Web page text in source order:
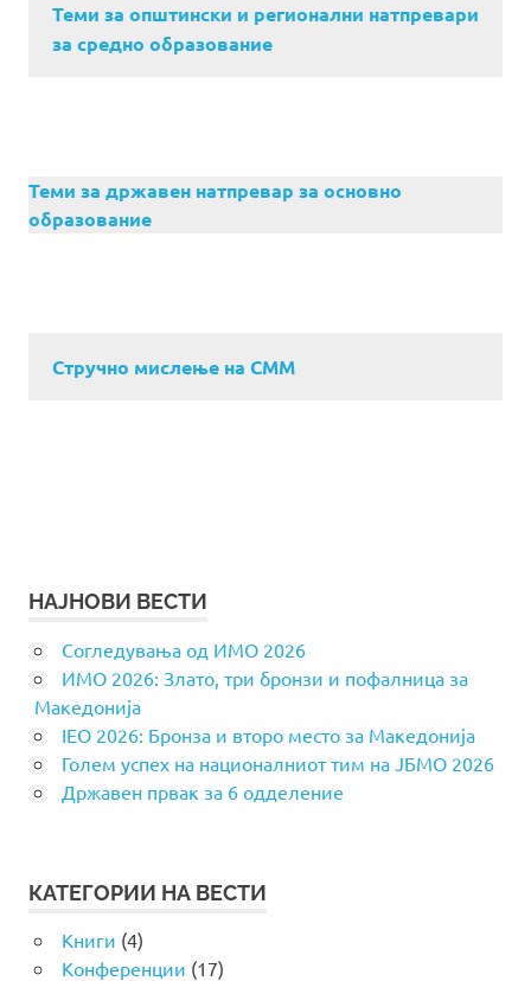
Теми за општински и регионални натпревари
за средно образование
Теми за државен натпревар за основно
образование
Стручно мислење на СММ
НАЈНОВИ ВЕСТИ
Согледувања од ИМО 2026
ИМО 2026: Злато, три бронзи и пофалница за
Македонија
IEO 2026: Бронза и второ место за Македонија
Голем успех на националниот тим на ЈБМО 2026
Државен првак за 6 одделение
КАТЕГОРИИ НА ВЕСТИ
Книги (4)
Конференции (17)